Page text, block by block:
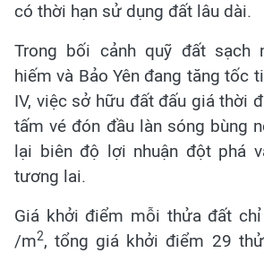
có thời hạn sử dụng đất lâu dài.
Trong bối cảnh quỹ đất sạch
hiếm và Bảo Yên đang tăng tốc
IV, việc sở hữu đất đấu giá thời
tấm vé đón đầu làn sóng bùng
lại biên độ lợi nhuận đột phá
tương lai.
Giá khởi điểm mỗi thửa đất
/m2, tổng giá khởi điểm 29